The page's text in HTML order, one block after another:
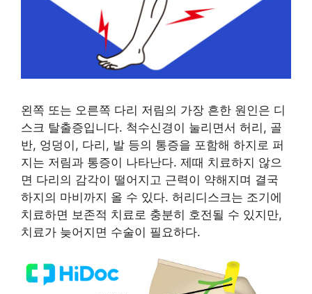
왼쪽 또는 오른쪽 다리 저림의 가장 흔한 원인은 디
스크 탈출증입니다. 척수신경이 눌리면서 허리, 골
반, 엉덩이, 다리, 발 등의 통증을 포함해 하지로 퍼
지는 저림과 통증이 나타난다. 제때 치료하지 않으
면 다리의 감각이 떨어지고 근력이 약해지며 결국
하지의 마비까지 올 수 있다. 허리디스크는 조기에
치료하면 보존적 치료로 충분히 호전될 수 있지만,
치료가 늦어지면 수술이 필요하다.